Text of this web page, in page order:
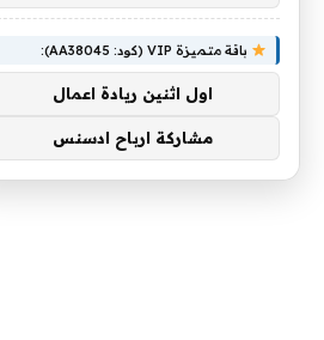
باقة متميزة VIP (كود: AA38045):
اول اثنين ريادة اعمال
مشاركة ارباح ادسنس